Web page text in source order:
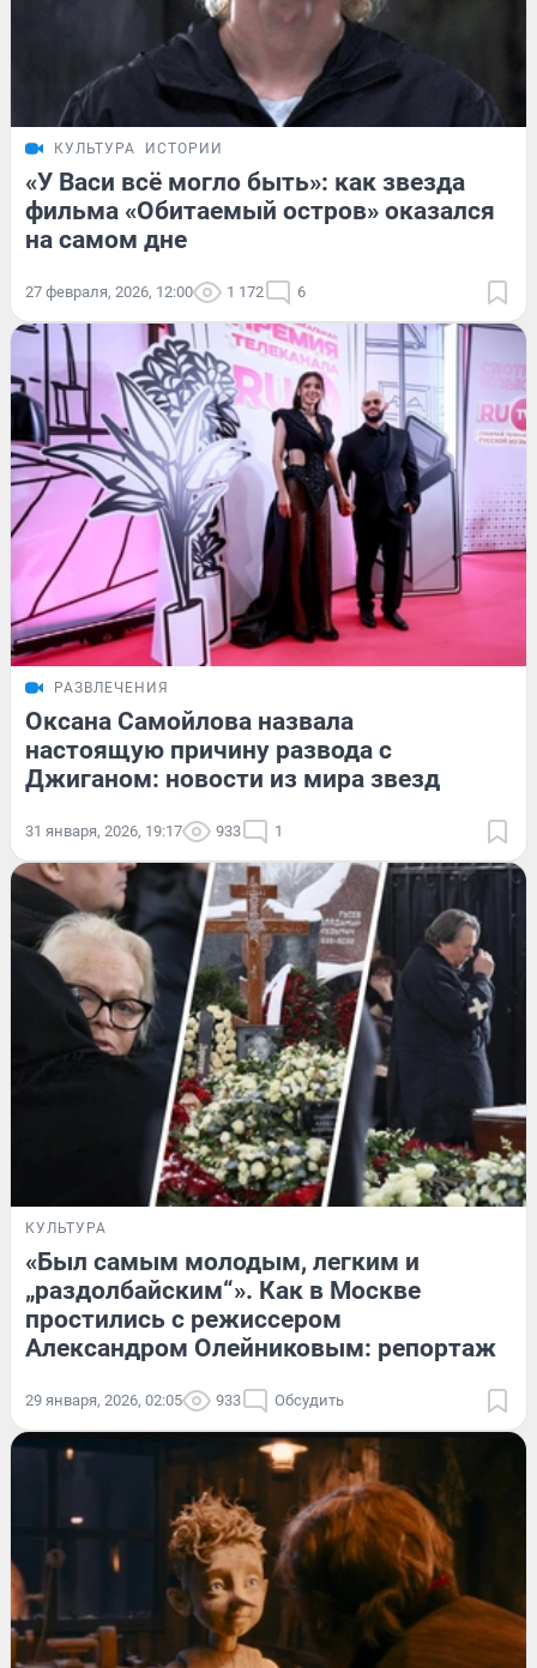
КУЛЬТУРА ИСТОРИИ
«У Васи всё могло быть»: как звезда
фильма «Обитаемый остров» оказался
на самом дне
27 февраля, 2026, 12:00 1 172 6
РАЗВЛЕЧЕНИЯ
Оксана Самойлова назвала
настоящую причину развода с
Джиганом: новости из мира звезд
31 января, 2026, 19:17 933 1
КУЛЬТУРА
«Был самым молодым, легким и
„раздолбайским“». Как в Москве
простились с режиссером
Александром Олейниковым: репортаж
29 января, 2026, 02:05 933 Обсудить